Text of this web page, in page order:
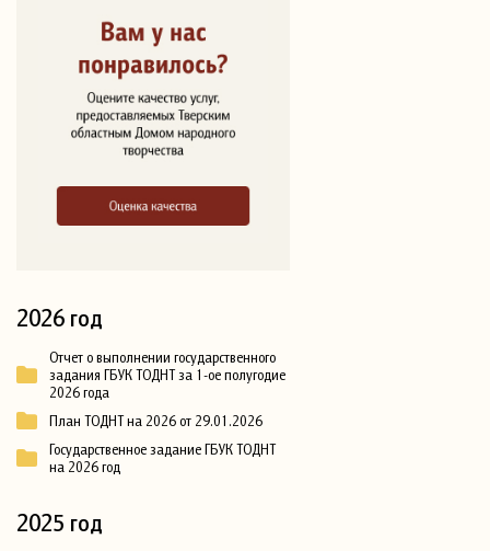
2026 год
Отчет о выполнении государственного
задания ГБУК ТОДНТ за 1-ое полугодие
2026 года
План ТОДНТ на 2026 от 29.01.2026
Государственное задание ГБУК ТОДНТ
на 2026 год
2025 год